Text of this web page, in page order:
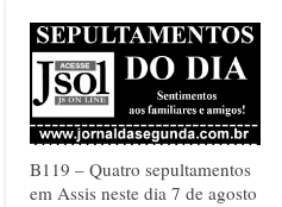
B119 – Quatro sepultamentos
em Assis neste dia 7 de agosto